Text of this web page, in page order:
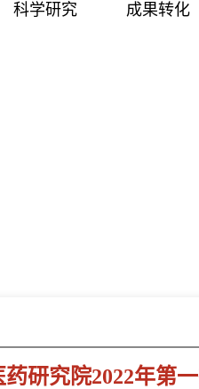
科学研究 成果转化
药研究院2022年第